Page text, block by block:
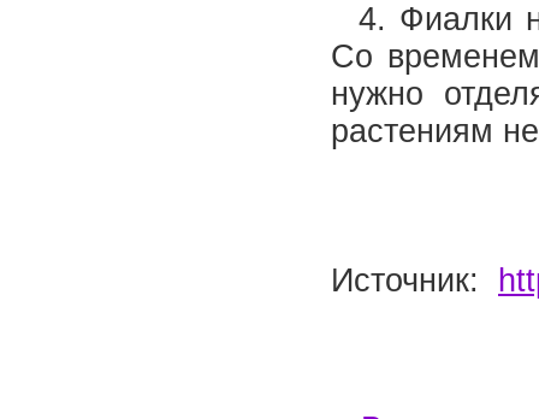
4. Фиалки
Со временем
нужно
растениям
Источник: